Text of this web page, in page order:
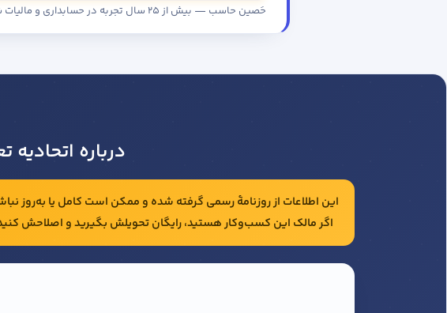
حَصین حاسب — بیش از ۲۵ سال تجربه در حسابداری و مالیات شرکت‌ها
درباره
این اطلاعات از روزنامهٔ رسمی گرفته شده و ممکن است کامل یا به‌روز
اگر مالک این کسب‌وکار هستید، رایگان تحویلش بگیرید و اصلاحش